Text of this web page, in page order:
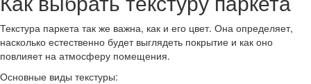
Текстура паркета так же важна, как и его цвет. Она определяет,
насколько естественно будет выглядеть покрытие и как оно
повлияет на атмосферу помещения.
Основные виды текстуры: